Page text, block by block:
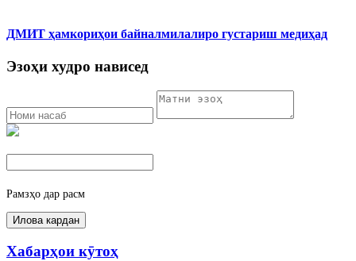
ДМИТ ҳамкориҳои байналмилалиро густариш медиҳад
Эзоҳи худро нависед
Рамзҳо дар расм
Хабарҳои кӯтоҳ